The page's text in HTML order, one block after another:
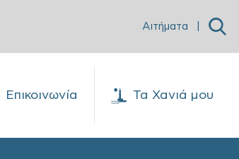
Αιτήματα
Επικοινωνία Τα Χανιά μου